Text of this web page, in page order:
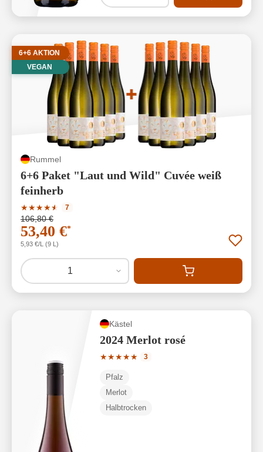
6+6 AKTION
VEGAN
Rummel
6+6 Paket "Laut und Wild" Cuvée weiß
feinherb
★★★★★
★
Durchschnittliche Bewertung von 4.86 von 5 Sternen
7
106,80 €
53,40 €*
5,93 €/L (9 L)
1
Kästel
2024 Merlot rosé
★★★★★
Durchschnittliche Bewertung von 5
3
Pfalz
Merlot
Halbtrocken